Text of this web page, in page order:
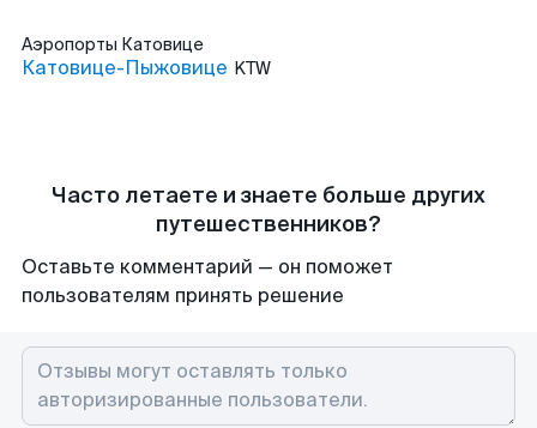
Аэропорты Катовице
Катовице-Пыжовице KTW
Часто летаете и знаете больше других
путешественников?
Оставьте комментарий — он поможет
пользователям принять решение